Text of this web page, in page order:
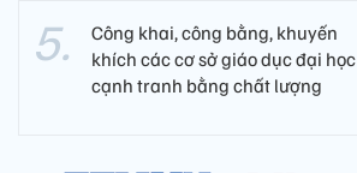
Công khai, công bằng, khuyến
khích các cơ sở giáo dục đại học
cạnh tranh bằng chất lượng​